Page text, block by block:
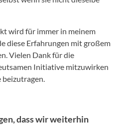
wird für immer in meinem
diese Erfahrungen mit großem
Vielen Dank für die
Initiative mitzuwirken
beizutragen.
dass wir weiterhin